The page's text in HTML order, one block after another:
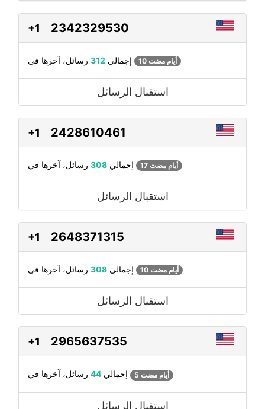
+1 2342329530
إجمالي 312 10 أيام مضت
استقبال الرسائل
+1 2428610461
إجمالي 308 17 أيام مضت
استقبال الرسائل
+1 2648371315
إجمالي 308 10 أيام مضت
استقبال الرسائل
+1 2965637535
إجمالي 44 5 أيام مضت
استقبال الرسائل